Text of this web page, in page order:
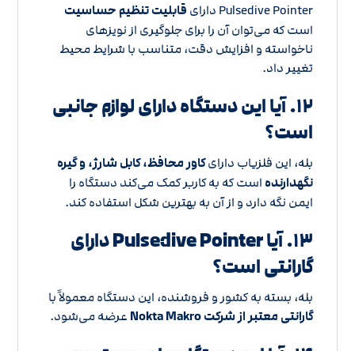
Pulsedive Pointer دارای قابلیت تنظیم حساسیت
است که می‌توان آن را برای جلوگیری از نویزهای
ناخواسته و افزایش دقت، متناسب با شرایط محیط
تغییر داد.
۱۲. آیا این دستگاه دارای لوازم جانبی
است؟
بله، این فلزیاب دارایکاور محافظ، کابل شارژ، و گیره
نگهدارنده است که به کاربر کمک می‌کند دستگاه را
ایمن نگه دارد و از آن به بهترین شکل استفاده کند.
۱۳. آیا Pulsedive Pointer دارای
گارانتی است؟
بله، بسته به کشور و فروشنده، این دستگاه معمولاً با
گارانتی معتبر از شرکت Nokta Makro عرضه می‌شود.